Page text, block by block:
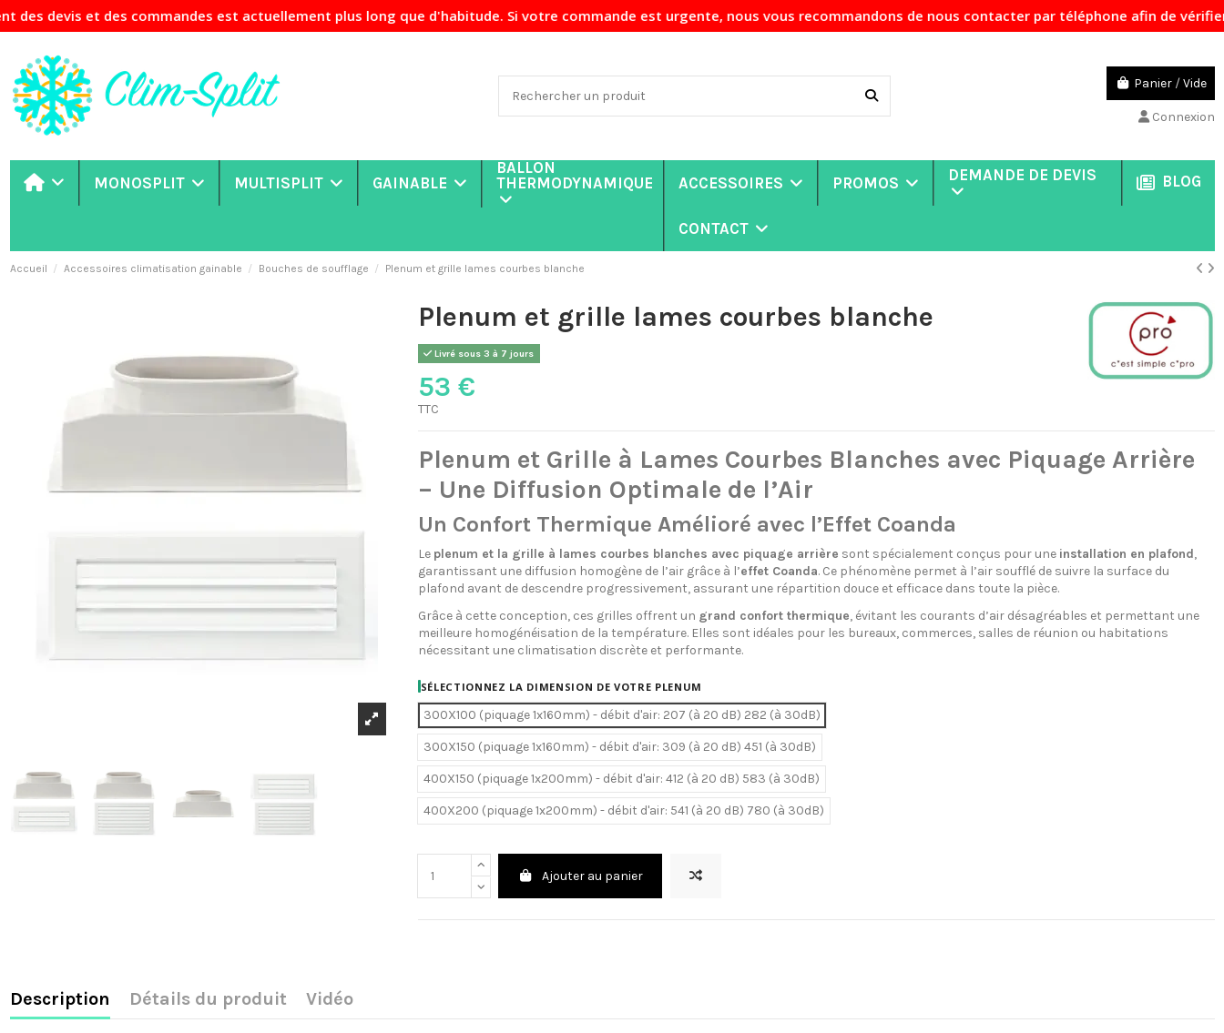
commandes est actuellement plus long que d'habitude. Si votre commande est urgente, nous vous recommandons de nous contacter par téléphone afin de vérifier la
Panier /Vide
Connexion
MONOSPLIT MULTISPLIT GAINABLE
BALLON
THERMODYNAMIQUE
ACCESSOIRES PROMOS DEMANDE DE DEVIS BLOG
CONTACT
Accueil Accessoires climatisation gainable Bouches de soufflage Plenum et grille lames courbes blanche
Plenum et grille lames courbes blanche
Livré sous 3 à 7 jours
53 €
TTC
Plenum et Grille à Lames Courbes Blanches avec Piquage Arrière
– Une Diffusion Optimale de l’Air
Un Confort Thermique Amélioré avec l’Effet Coanda
Le plenum et la grille à lames courbes blanches avec piquage arrière sont spécialement conçus pour une installation en plafond,
garantissant une diffusion homogène de l’air grâce à l’effet Coanda. Ce phénomène permet à l’air soufflé de suivre la surface du
plafond avant de descendre progressivement, assurant une répartition douce et efficace dans toute la pièce.
Grâce à cette conception, ces grilles offrent un grand confort thermique, évitant les courants d’air désagréables et permettant une
meilleure homogénéisation de la température. Elles sont idéales pour les bureaux, commerces, salles de réunion ou habitations
nécessitant une climatisation discrète et performante.
SÉLECTIONNEZ LA DIMENSION DE VOTRE PLENUM
300X100 (piquage 1x160mm) - débit d'air: 207 (à 20 dB) 282 (à 30dB)
300X150 (piquage 1x160mm) - débit d'air: 309 (à 20 dB) 451 (à 30dB)
400X150 (piquage 1x200mm) - débit d'air: 412 (à 20 dB) 583 (à 30dB)
400X200 (piquage 1x200mm) - débit d'air: 541 (à 20 dB) 780 (à 30dB)
Ajouter au panier
Description Détails du produit Vidéo